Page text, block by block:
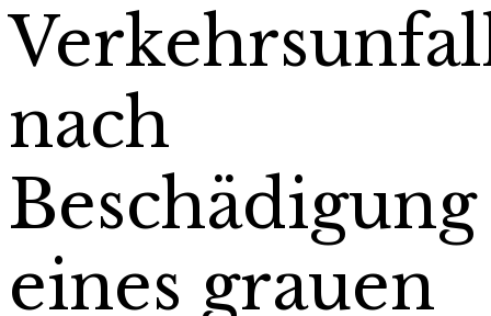
nach
Beschädigung
eines grauen